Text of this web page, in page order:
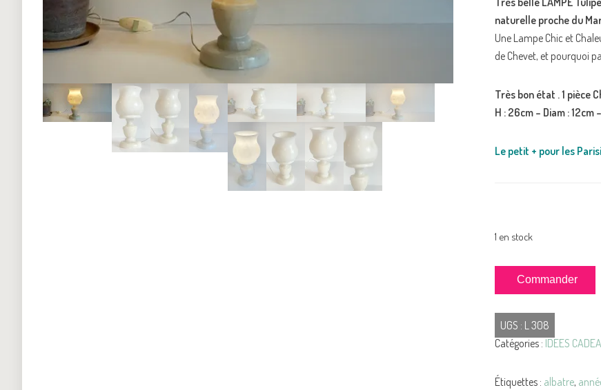
naturelle proche du
Une Lampe Chic et
de Chevet, et pourquoi
Très bon état . 1 pièce
H : 26cm – Diam : 12cm
Le petit + pour les
1 en stock
quantité
de
LAMPE
Tulipe
Années
en
Commander
UGS : L 308
Catégories : IDEES
Étiquettes : albatre,